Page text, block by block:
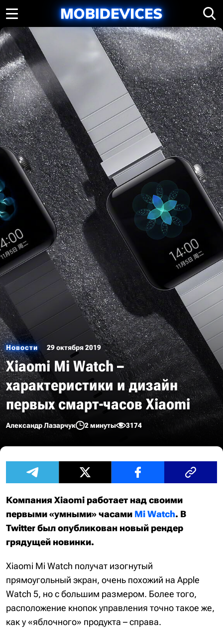
Новости 29 октября 2019
Xiaomi Mi Watch –
характеристики и дизайн
первых смарт-часов Xiaomi
Александр Лазарчук 2 минуты 3174
Компания Xiaomi работает над своими
первыми «умными» часами Mi Watch. В
Twitter был опубликован новый рендер
грядущей новинки.
Xiaomi Mi Watch получат изогнутый
прямоугольный экран, очень похожий на Apple
Watch 5, но с большим размером. Более того,
расположение кнопок управления точно такое же,
как у «яблочного» продукта – справа.